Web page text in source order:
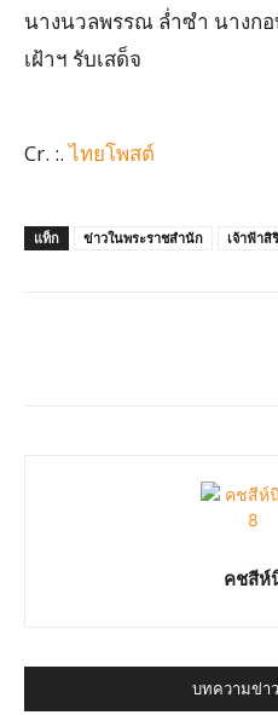
นางนวลพรรณ ล่ำซำ นางก
เฝ้าฯ รับเสด็จ
Cr. :.ไทยโพสต์
แท็ก ข่าวในพระราชสำนัก เจ้าฟ้า
คชสีห์
บทความข่า